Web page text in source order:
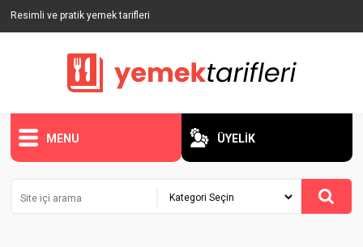
Resimli ve pratik yemek tarifleri
MENU ÜYELİK